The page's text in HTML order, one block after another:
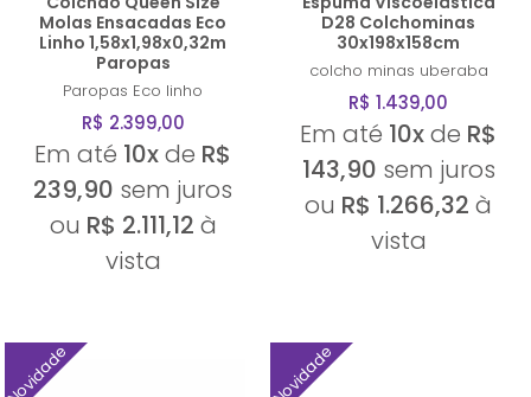
Molas Ensacadas Eco
Linho 1,58x1,98x0,32m
Paropas
Paropas Eco linho
R$ 2.399,00
Em até 10xde R$
239,90 sem juros
ou R$ 2.111,12 à
vista
D28 Colchominas
30x198x158cm
colcho minas uberaba
R$ 1.439,00
Em até 10xde R$
143,90 sem juros
ou R$ 1.266,32 à
vista
Novidade Novidade